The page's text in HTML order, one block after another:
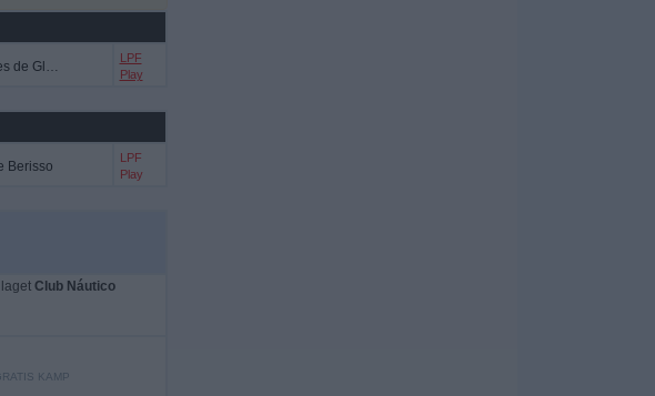
Defensores de Glew
LPF
Play
Berisso
LPF
Play
laget Club Náutico
KAMP